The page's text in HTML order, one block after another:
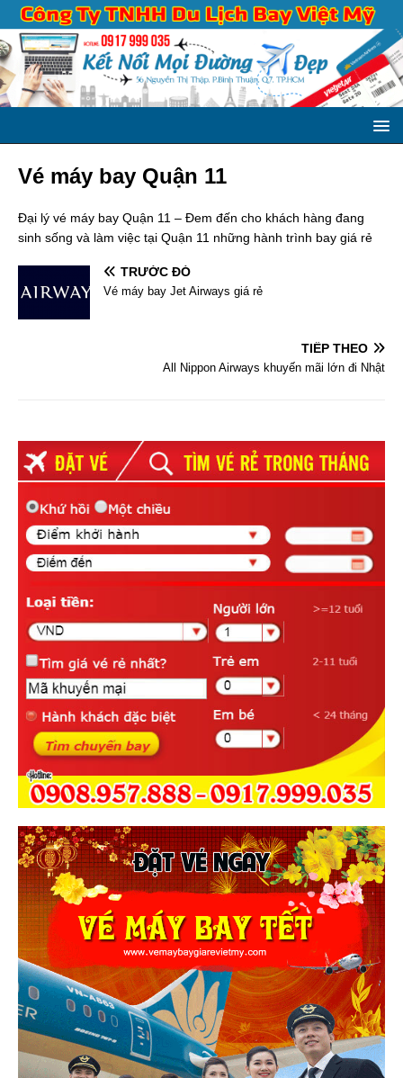
Vé máy bay Quận 11
Đại lý vé máy bay Quận 11 – Đem đến cho khách hàng đang
sinh sống và làm việc tại Quận 11 những hành trình bay giá rẻ
TRƯỚC ĐÓ
Vé máy bay Jet Airways giá rẻ
TIẾP THEO
All Nippon Airways khuyến mãi lớn đi Nhật